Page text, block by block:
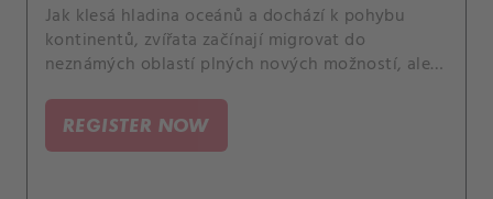
Jak klesá hladina oceánů a dochází k pohybu
kontinentů, zvířata začínají migrovat do
neznámých oblastí plných nových možností, ale i
REGISTER NOW